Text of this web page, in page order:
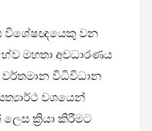
විශේෂඥයෙකු වන
මහතා අවධාරණය
විධිවිධාන
වශයෙන්
ක්‍රියා කිරීමට